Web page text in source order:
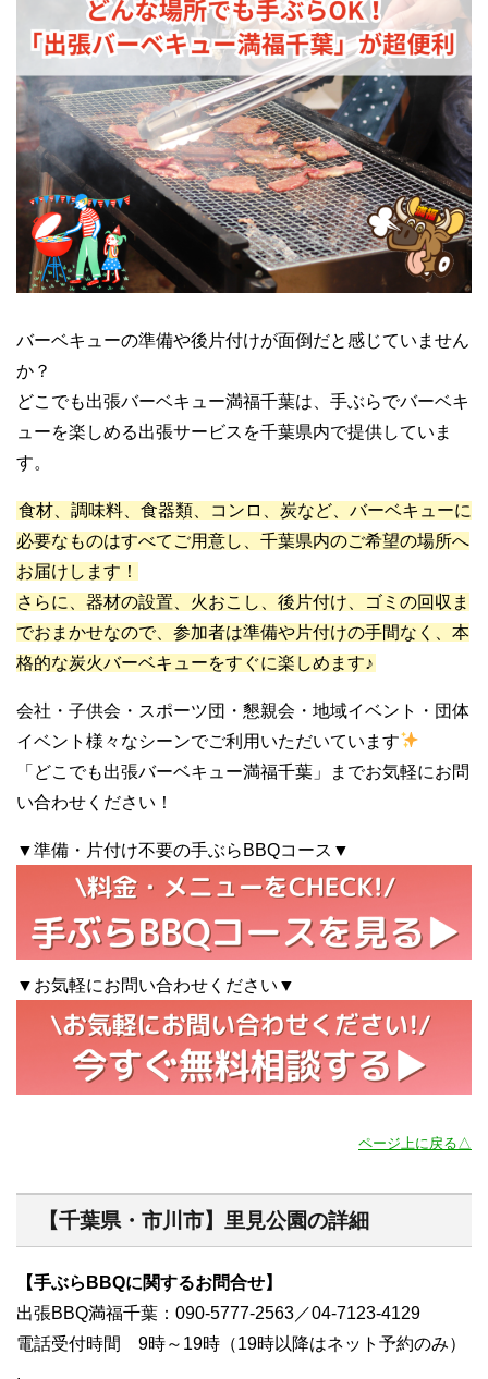
バーベキューの準備や後片付けが面倒だと感じていません
か？
どこでも出張バーベキュー満福千葉は、手ぶらでバーベキ
ューを楽しめる出張サービスを千葉県内で提供していま
す。
食材、調味料、食器類、コンロ、炭など、バーベキューに
必要なものはすべてご用意し、千葉県内のご希望の場所へ
お届けします！
さらに、器材の設置、火おこし、後片付け、ゴミの回収ま
でおまかせなので、参加者は準備や片付けの手間なく、本
格的な炭火バーベキューをすぐに楽しめます♪
会社・子供会・スポーツ団・懇親会・地域イベント・団体
イベント様々なシーンでご利用いただいています
「どこでも出張バーベキュー満福千葉」までお気軽にお問
い合わせください！
▼準備・片付け不要の手ぶらBBQコース▼
▼お気軽にお問い合わせください▼
ページ上に戻る△
【千葉県・市川市】里見公園の詳細
【手ぶらBBQに関するお問合せ】
出張BBQ満福千葉：090-5777-2563／04-7123-4129
電話受付時間 9時～19時（19時以降はネット予約のみ）
.